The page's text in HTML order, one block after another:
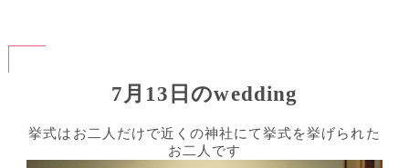
7月13日のwedding
挙式はお二人だけで近くの神社にて挙式を挙げられた
お二人です